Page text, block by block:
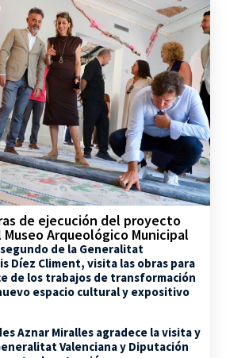
de ejecución del proyecto
Arqueológico Municipal
de la Generalitat
Díez Climent, visita las obras para
de los trabajos de transformación
espacio cultural y expositivo
Aznar Miralles agradece la visita y
Valenciana y Diputación